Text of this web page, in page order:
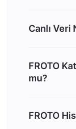
Canlı Veri
FROTO
mu?
FROTO